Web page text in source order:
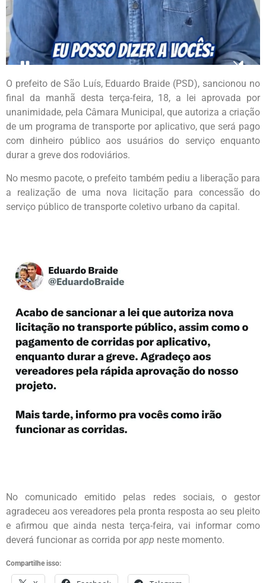
O prefeito de São Luís, Eduardo Braide (PSD), sancionou no
final da manhã desta terça-feira, 18, a lei aprovada por
unanimidade, pela Câmara Municipal, que autoriza a criação
de um programa de transporte por aplicativo, que será pago
com dinheiro público aos usuários do serviço enquanto
durar a greve dos rodoviários.
No mesmo pacote, o prefeito também pediu a liberação para
a realização de uma nova licitação para concessão do
serviço público de transporte coletivo urbano da capital.
No comunicado emitido pelas redes sociais, o gestor
agradeceu aos vereadores pela pronta resposta ao seu pleito
e afirmou que ainda nesta terça-feira, vai informar como
deverá funcionar as corrida por app neste momento.
Compartilhe isso: